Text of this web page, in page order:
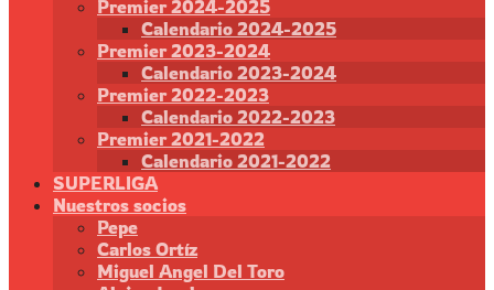
Premier 2024-2025
Calendario 2024-2025
Premier 2023-2024
Calendario 2023-2024
Premier 2022-2023
Calendario 2022-2023
Premier 2021-2022
Calendario 2021-2022
SUPERLIGA
Nuestros socios
Pepe
Carlos Ortíz
Miguel Angel Del Toro